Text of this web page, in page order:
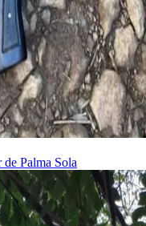
Palma Sola